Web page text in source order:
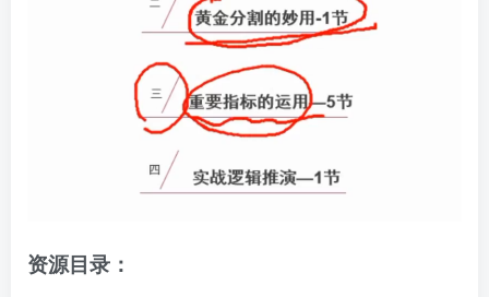
资源目录：